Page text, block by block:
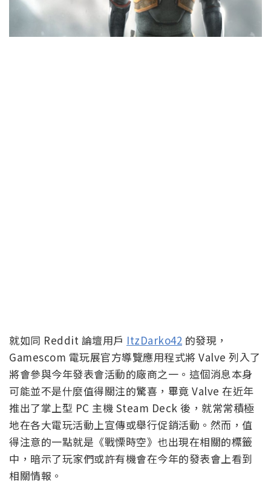
就如同 Reddit 論壇用戶 ItzDarko42 的發現，
Gamescom 電玩展官方導覽應用程式將 Valve 列入了
將會參與今年發表會活動的廠商之一。這個消息本身
可能並不是什麼值得關注的驚喜，畢竟 Valve 在近年
推出了掌上型 PC 主機 Steam Deck 後，就常常積極
地在各大電玩活動上宣傳或舉行促銷活動。然而，值
得注意的一點就是《戰慄時空》也出現在相關的標籤
中，暗示了玩家們或許有機會在今年的發表會上看到
相關情報。